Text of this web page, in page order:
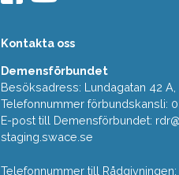
Kontakta oss
Demensförbundet
Besöksadress: Lundagatan 42 A,
Telefonnummer förbundskansli:
E-post till Demensförbundet:
staging.swace.se
Telefonnummer till